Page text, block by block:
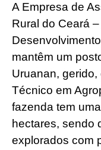
A Empresa de
Rural do Ceará
mantêm um
Uruanan,
Técnico em
fazenda tem
hectares, sendo
explorados com